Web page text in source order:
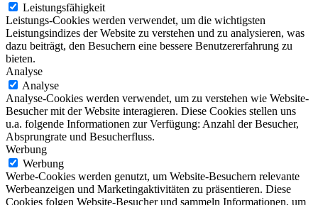
Leistungsfähigkeit
Leistungs-Cookies werden verwendet, um die wichtigsten
Leistungsindizes der Website zu verstehen und zu analysieren, was
dazu beiträgt, den Besuchern eine bessere Benutzererfahrung zu
bieten.
Analyse
Analyse
Analyse-Cookies werden verwendet, um zu verstehen wie Website-
Besucher mit der Website interagieren. Diese Cookies stellen uns
u.a. folgende Informationen zur Verfügung: Anzahl der Besucher,
Absprungrate und Besucherfluss.
Werbung
Werbung
Werbe-Cookies werden genutzt, um Website-Besuchern relevante
Werbeanzeigen und Marketingaktivitäten zu präsentieren. Diese
Cookies folgen Website-Besucher und sammeln Informationen, um